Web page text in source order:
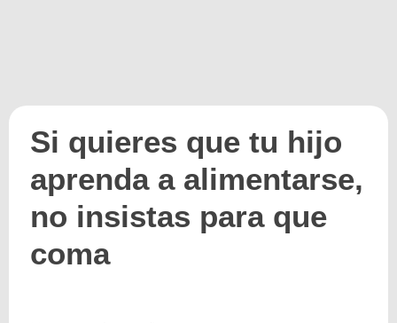
Si quieres que tu hijo
aprenda a alimentarse,
no insistas para que
coma